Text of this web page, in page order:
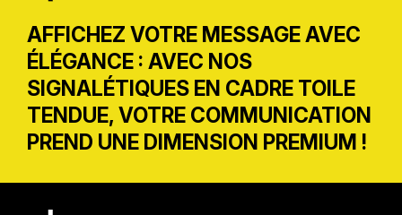
AFFICHEZ VOTRE MESSAGE AVEC
ÉLÉGANCE : AVEC NOS
SIGNALÉTIQUES EN CADRE TOILE
TENDUE, VOTRE COMMUNICATION
PREND UNE DIMENSION PREMIUM !